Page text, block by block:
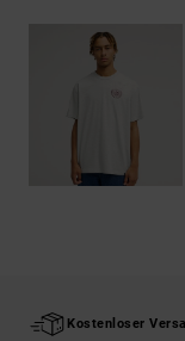
Kostenloser